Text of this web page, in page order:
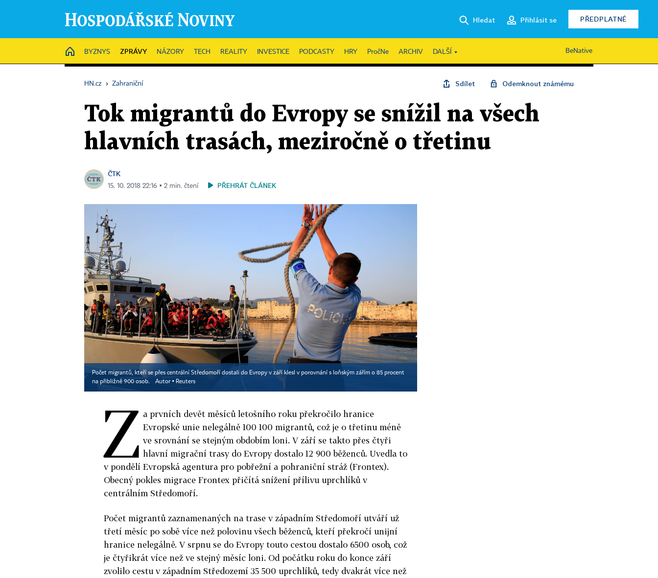
Hledat Přihlásit se PŘEDPLATNÉ
HOME
BYZNYS ZPRÁVY NÁZORY TECH REALITY INVESTICE PODCASTY HRY PročNe ARCHIV DALŠÍ BeNative
HN.cz › Zahraniční Sdílet Odemknout známému
Tok migrantů do Evropy se snížil na všech
hlavních trasách, meziročně o třetinu
ČTK
15. 10. 2018 22:16 ▪ 2 min. čtení PŘEHRÁT ČLÁNEK
Počet migrantů, kteří se přes centrální Středomoří dostali do Evropy v září klesl v porovnání s loňským zářím o 85 procent
na přibližně 900 osob.
Autor ▪ Reuters
Z a prvních devět měsíců letošního roku překročilo hranice
Evropské unie nelegálně 100 100 migrantů, což je o třetinu méně
ve srovnání se stejným obdobím loni. V září se takto přes čtyři
hlavní migrační trasy do Evropy dostalo 12 900 běženců. Uvedla to
v pondělí Evropská agentura pro pobřežní a pohraniční stráž (Frontex).
Obecný pokles migrace Frontex přičítá snížení přílivu uprchlíků v
centrálním Středomoří.
Počet migrantů zaznamenaných na trase v západním Středomoří utváří už
třetí měsíc po sobě více než polovinu všech běženců, kteří překročí unijní
hranice nelegálně. V srpnu se do Evropy touto cestou dostalo 6500 osob, což
je čtyřikrát více než ve stejný měsíc loni. Od počátku roku do konce září
zvolilo cestu v západním Středozemí 35 500 uprchlíků, tedy dvakrát více než